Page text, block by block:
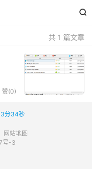

共 1 篇文章
赞(0)
分34秒
网站地图
号-3